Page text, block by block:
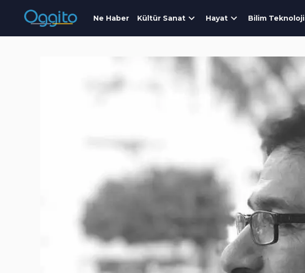
Ne Haber Kültür Sanat Hayat Bilim Teknoloji